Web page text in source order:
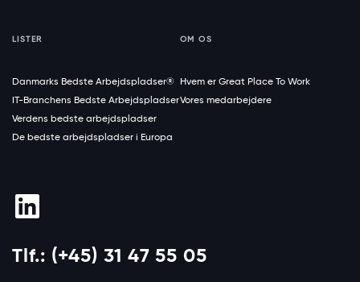
LISTER
Danmarks Bedste Arbejdspladser®
IT-Branchens Bedste Arbejdspladser
Verdens bedste arbejdspladser
De bedste arbejdspladser i Europa
OM OS
Hvem er Great Place To Work
Vores medarbejdere
Tlf.: (+45) 31 47 55 05